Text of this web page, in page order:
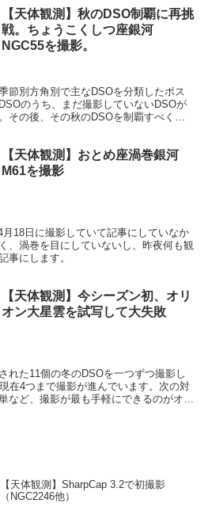
【天体観測】秋のDSO制覇に再挑
戦。ちょうこくしつ座銀河
NGC55を撮影。
節別方角別で主なDSOを分類したポス
のうち、まだ撮影していないDSOが
その後、その秋のDSOを制覇すべく、
【天体観測】おとめ座渦巻銀河
M61を撮影
18日に撮影していて記事にしていなか
、渦巻を目にしていないし、昨夜何も観
事にします。
【天体観測】今シーズン初、オリ
オン大星雲を試写して大失敗
れた11個の冬のDSOを一つずつ撮影し
在4つまで撮影が進んでいます。次の対
など、撮影が最も手軽にできるのがオリ
【天体観測】SharpCap 3.2で初撮影
（NGC2246他）